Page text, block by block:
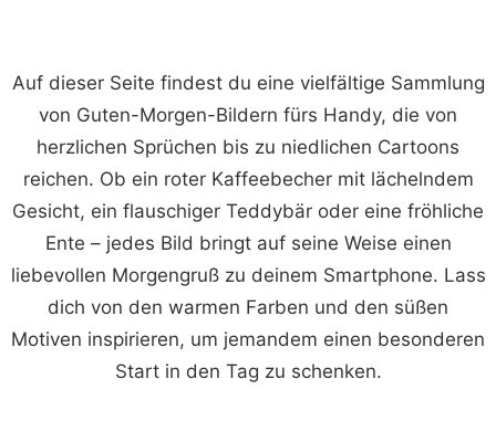
Auf dieser Seite findest du eine vielfältige Sammlung
von Guten-Morgen-Bildern fürs Handy, die von
herzlichen Sprüchen bis zu niedlichen Cartoons
reichen. Ob ein roter Kaffeebecher mit lächelndem
Gesicht, ein flauschiger Teddybär oder eine fröhliche
Ente – jedes Bild bringt auf seine Weise einen
liebevollen Morgengruß zu deinem Smartphone. Lass
dich von den warmen Farben und den süßen
Motiven inspirieren, um jemandem einen besonderen
Start in den Tag zu schenken.